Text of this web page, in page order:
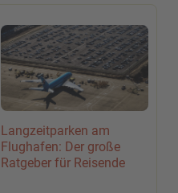
Langzeitparken am
Flughafen: Der große
Ratgeber für Reisende